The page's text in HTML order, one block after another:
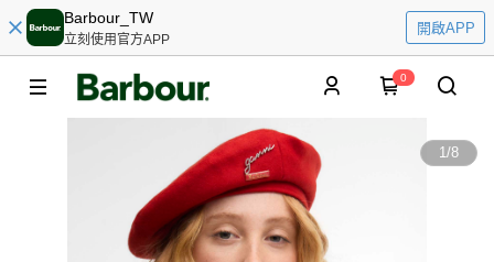
Barbour_TW
立刻使用官方APP
開啟APP
0
1/8